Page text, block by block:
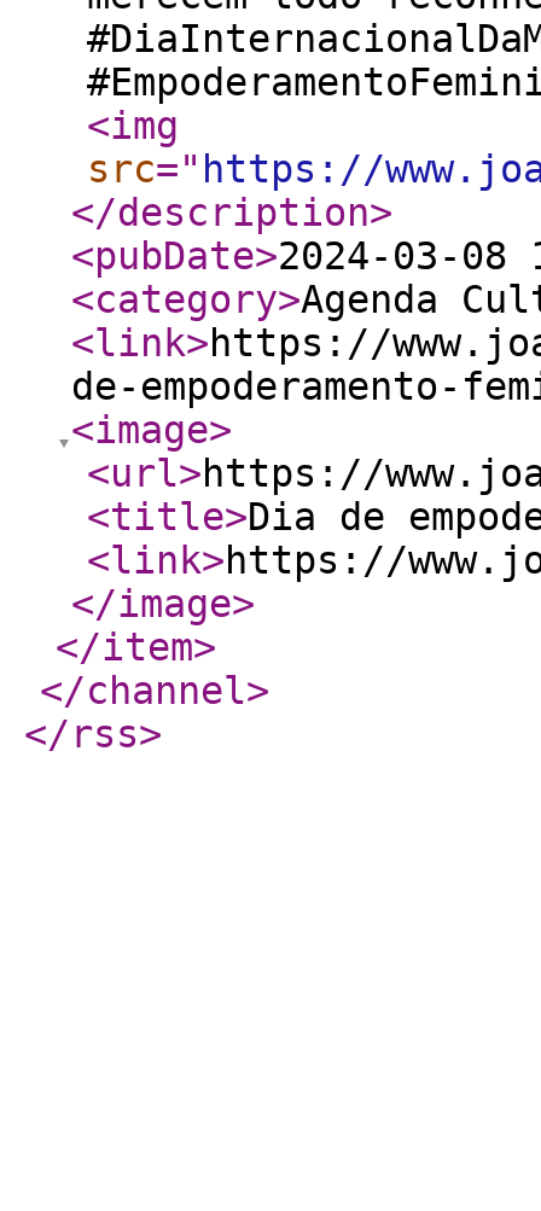
<img
src=" https://
</description>
<pubDate>2024-03-08
<category>Agenda
<link>https://
de-empoderamento-
<image>
<url>https://
<title>Dia de
<link>https://
</image>
</item>
</channel>
</rss>